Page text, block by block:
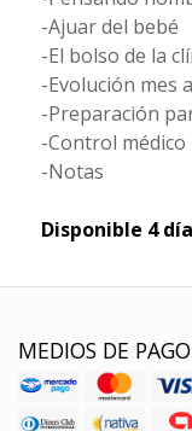
-Ajuar del bebé
-El bolso de la
-Evolución mes
-Preparación
-Control médico
-Notas
Disponible 4
MEDIOS DE PAGO